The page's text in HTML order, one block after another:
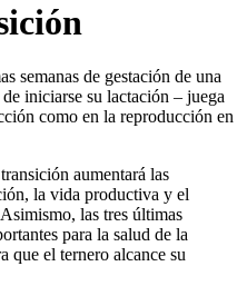
semanas de gestación de una
iniciarse su lactación – juega
como en la reproducción en
aumentará las
la vida productiva y el
las tres últimas
para la salud de la
que el ternero alcance su